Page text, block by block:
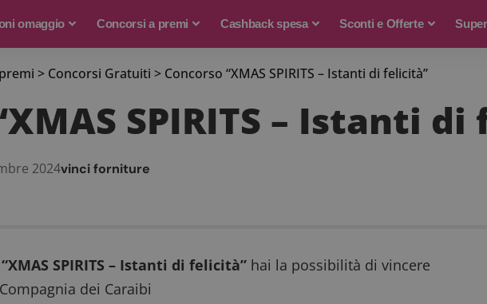
omaggio Concorsi a premi Cashback spesa Sconti e Offerte
> Concorsi Gratuiti > Concorso “XMAS SPIRITS – Istanti di felicità”
SPIRITS – Istanti
2024vinci forniture
SPIRITS – Istanti di felicità” hai la possibilità di vincere
dei Caraibi